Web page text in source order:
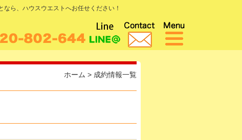
ら、ハウスウエストへお任せください！
ホーム > 成約情報一覧